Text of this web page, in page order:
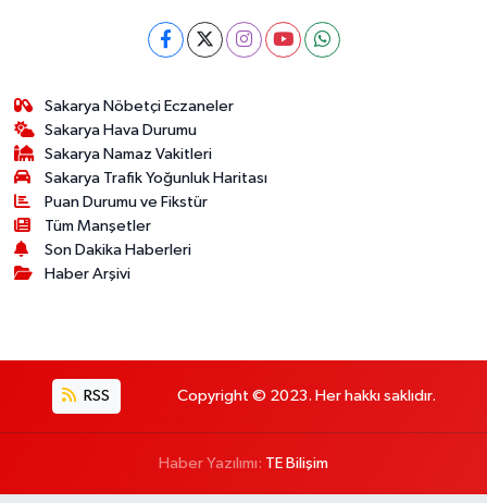
Sakarya Nöbetçi Eczaneler
Sakarya Hava Durumu
Sakarya Namaz Vakitleri
Sakarya Trafik Yoğunluk Haritası
Puan Durumu ve Fikstür
Tüm Manşetler
Son Dakika Haberleri
Haber Arşivi
RSS Copyright © 2023. Her hakkı saklıdır.
Haber Yazılımı: TE Bilişim